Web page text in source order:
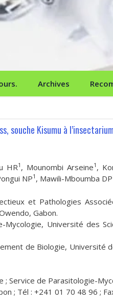
Archives
souche Kisumu à
HR1 , Mounombi Arseine1 ,
NP1 , Mawili-Mboumba DP
et Pathologies
Gabon.
Université des
de Biologie, Université
; Service de Parasitologie-
; Tél : +241 01 70 48 96 ;